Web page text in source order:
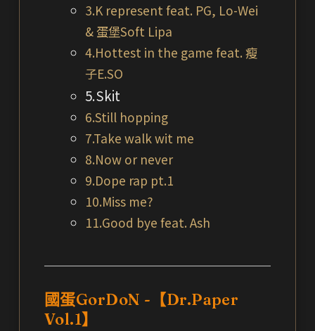
3.K represent feat. PG, Lo-Wei
& 蛋堡Soft Lipa
4.Hottest in the game feat. 瘦
子E.SO
5.Skit
6.Still hopping
7.Take walk wit me
8.Now or never
9.Dope rap pt.1
10.Miss me?
11.Good bye feat. Ash
國蛋GorDoN -【Dr.Paper
Vol.1】